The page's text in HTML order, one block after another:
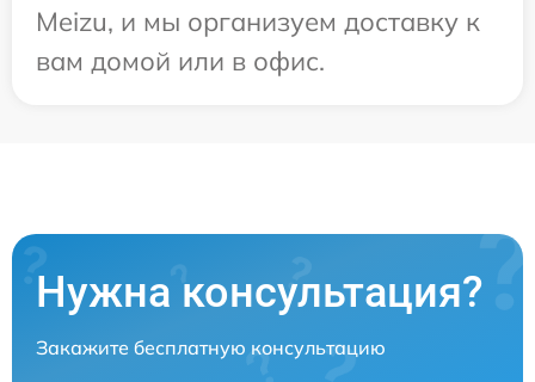
Meizu, и мы организуем доставку к
вам домой или в офис.
Нужна консультация?
Закажите бесплатную консультацию